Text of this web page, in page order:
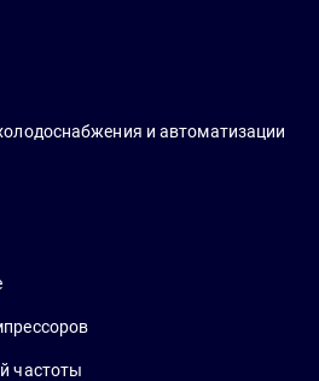
и автоматизации
частоты